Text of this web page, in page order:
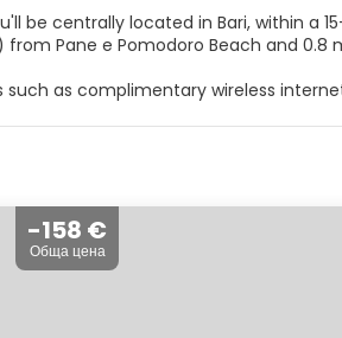
you'll be centrally located in Bari, within
hotel is 3.5 mi (5.6 km) from Pane e Pomodoro
as complimentary wireless
is available for your
include phones, as well as
or stay in and take advantage of
buffet breakfast is served
-158 €
Обща цена